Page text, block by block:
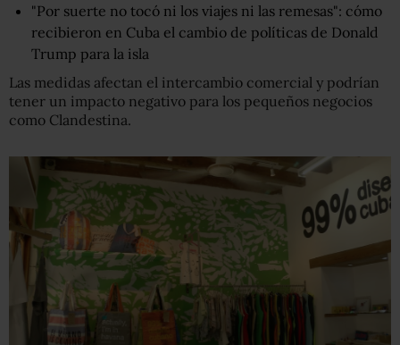
"Por suerte no tocó ni los viajes ni las remesas": cómo
recibieron en Cuba el cambio de políticas de Donald
Trump para la isla
Las medidas afectan el intercambio comercial y podrían
tener un impacto negativo para los pequeños negocios
como Clandestina.